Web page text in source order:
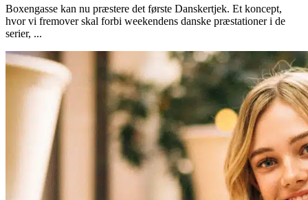
Boxengasse kan nu præstere det første Danskertjek. Et koncept,
hvor vi fremover skal forbi weekendens danske præstationer i de
serier, ...